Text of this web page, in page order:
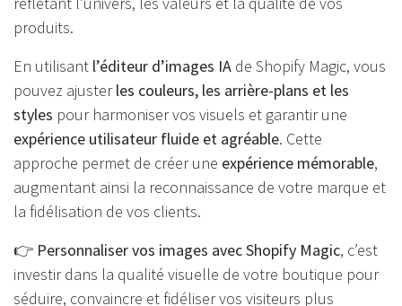
produits.
En utilisant l’éditeur d’images IA de Shopify Magic, vous
pouvez ajusterles couleurs, les arrière-plans et les
styles pour harmoniser vos visuels et garantir une
expérience utilisateur fluide et agréable. Cette
approche permet de créer une expérience mémorable,
augmentant ainsi la reconnaissance de votre marque et
la fidélisation de vos clients.
👉 Personnaliser vos images avec Shopify Magic, c’est
investir dans la qualité visuelle de votre boutique pour
séduire, convaincre et fidéliser vos visiteurs plus